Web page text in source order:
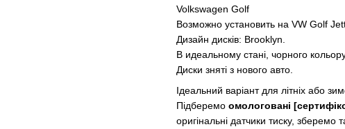
Volkswagen Golf
Возможно установить на VW Golf
Дизайн дисків: Brooklyn.
В идеальному стані, чорного
Диски зняті з нового авто.
Ідеальний варіант для літніх або
Підберемоомологовані
оригінальні датчики тиску, зберемо